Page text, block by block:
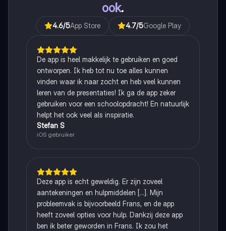
ook.
4.6/5App Store 4.7/5Google Play
De app is heel makkelijk te gebruiken en goed
ontworpen. Ik heb tot nu toe alles kunnen
vinden waar ik naar zocht en heb veel kunnen
leren van de presentaties! Ik ga de app zeker
gebruiken voor een schoolopdracht! En natuurlijk
helpt het ook veel als inspiratie.
Stefan S
iOS gebruiker
Deze app is echt geweldig. Er zijn zoveel
aantekeningen en hulpmiddelen [...]. Mijn
probleemvak is bijvoorbeeld Frans, en de app
heeft zoveel opties voor hulp. Dankzij deze app
ben ik beter geworden in Frans. Ik zou het